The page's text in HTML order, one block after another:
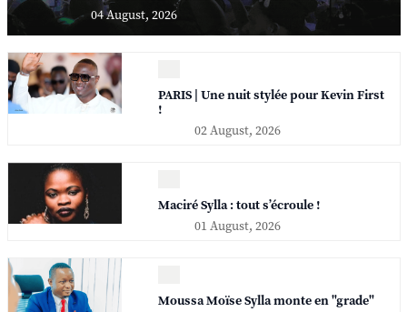
04 August, 2026
PARIS | Une nuit stylée pour Kevin First
!
02 August, 2026
Maciré Sylla : tout s’écroule !
01 August, 2026
Moussa Moïse Sylla monte en "grade"